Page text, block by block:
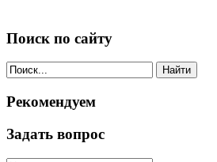
Поиск по сайту
Найти
Рекомендуем
Задать вопрос